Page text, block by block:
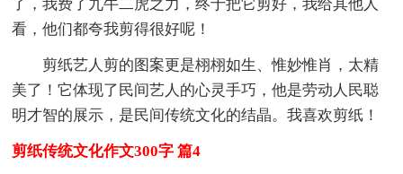
了，我费了九牛二虎之力，终于把它剪好，我给其他人
看，他们都夸我剪得很好呢！
剪纸艺人剪的图案更是栩栩如生、惟妙惟肖，太精
美了！它体现了民间艺人的心灵手巧，他是劳动人民聪
明才智的展示，是民间传统文化的结晶。我喜欢剪纸！
剪纸传统文化作文300字 篇4